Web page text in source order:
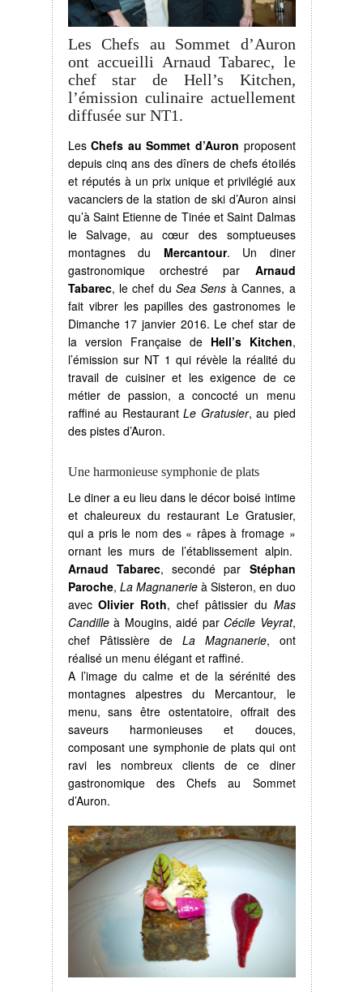
Les Chefs au Sommet d’Auron
ont accueilli Arnaud Tabarec, le
chef star de Hell’s Kitchen,
l’émission culinaire actuellement
diffusée sur NT1.
LesChefs au Sommet d’Auron proposent
depuis cinq ans des dîners de chefs étoilés
et réputés à un prix unique et privilégié aux
vacanciers de la station de ski d’Auron ainsi
qu’à Saint Etienne de Tinée et Saint Dalmas
le Salvage, au cœur des somptueuses
montagnes du Mercantour. Un diner
gastronomique orchestré par Arnaud
Tabarec, le chef du Sea Sens à Cannes, a
fait vibrer les papilles des gastronomes le
Dimanche 17 janvier 2016. Le chef star de
la version Française de Hell’s Kitchen,
l’émission sur NT 1 qui révèle la réalité du
travail de cuisiner et les exigence de ce
métier de passion, a concocté un menu
raffiné au Restaurant Le Gratusier, au pied
des pistes d’Auron.
Une harmonieuse symphonie de plats
Le diner a eu lieu dans le décor boisé intime
et chaleureux du restaurant Le Gratusier,
qui a pris le nom des « râpes à fromage »
ornant les murs de l’établissement alpin.
Arnaud Tabarec, secondé par Stéphan
Paroche, La Magnanerieà Sisteron, en duo
avecOlivier Roth, chef pâtissier du Mas
Candilleà Mougins, aidé par Cécile Veyrat,
chef Pâtissière de La Magnanerie, ont
réalisé un menu élégant et raffiné.
A l’image du calme et de la sérénité des
montagnes alpestres du Mercantour, le
menu, sans être ostentatoire, offrait des
saveurs harmonieuses et douces,
composant une symphonie de plats qui ont
ravi les nombreux clients de ce diner
gastronomique des Chefs au Sommet
d’Auron.